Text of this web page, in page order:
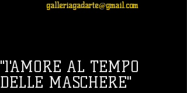
galleriagadarte@gmail.com
"l'AMORE AL TEMPO
DELLE MASCHERE"